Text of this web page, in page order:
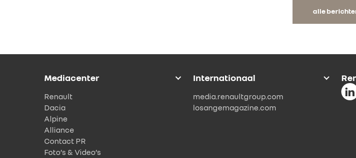
alle
Mediacenter
Renault
Dacia
Alpine
Alliance
Contact PR
Foto’s & Video’s
Internationaal
media.renaultgroup.com
losangemagazine.com